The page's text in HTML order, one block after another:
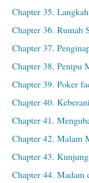
Chapter 35.
Chapter 36. Rumah
Chapter 37.
Chapter 38. Penipu
Chapter 39. Poker
Chapter 40.
Chapter 41.
Chapter 42. Malam
Chapter 43.
Chapter 44.